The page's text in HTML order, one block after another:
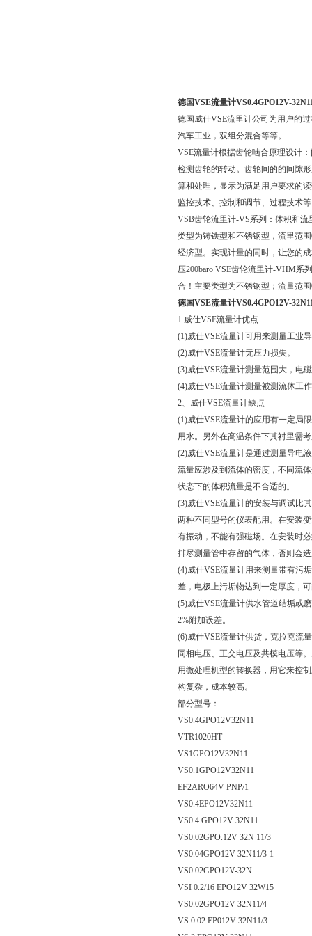
德国VSE流量计VS0.4GPO12V-
德国威仕VSE流里计公司为用户的
汽车工业，双组分混合等等。
VSE流量计根据齿轮啮合原理设计
检测齿轮的转动。齿轮间的的间隙
算和处理，显示为满足用户要求的
监控技术、控制和调节、过程技术
VSB齿轮流里计-VS系列：体积和
类型为铸铁型和不锈钢型，流里范围
经济型。实现计量的同时，让您的
压200baro VSE齿轮流里计-VHM系
合！主要类型为不锈钢型；流量范围
德国VSE流量计VS0.4GPO12V-
1.威仕VSE流量计优点
(1)威仕VSE流量计可用来测量工业
(2)威仕VSE流量计无压力损失。
(3)威仕VSE流量计测量范围大，电
(4)威仕VSE流量计测量被测流体工
2、威仕VSE流量计缺点
(1)威仕VSE流量计的应用有一定局
用水。另外在高温条件下其衬里需
(2)威仕VSE流量计是通过测量导电
流量应涉及到流体的密度，不同流
状态下的体积流量是不合适的。
(3)威仕VSE流量计的安装与调试比
两种不同型号的仪表配用。在安装
有振动，不能有强磁场。在安装时
排尽测量管中存留的气体，否则会
(4)威仕VSE流量计用来测量带有污
差，电极上污垢物达到一定厚度，
(5)威仕VSE流量计供水管道结垢或
2%附加误差。
(6)威仕VSE流量计供货，克拉克流
同相电压、正交电压及共模电压等
用微处理机型的转换器，用它来控
构复杂，成本较高。
部分型号：
VS0.4GPO12V32N11
VTR1020HT
VS1GPO12V32N11
VS0.1GPO12V32N11
EF2ARO64V-PNP/1
VS0.4EPO12V32N11
VS0.4 GPO12V 32N11
VS0.02GPO.12V 32N 11/3
VS0.04GPO12V 32N11/3-1
VS0.02GPO12V-32N
VSI 0.2/16 EPO12V 32W15
VS0.02GPO12V-32N11/4
VS 0.02 EP012V 32N11/3